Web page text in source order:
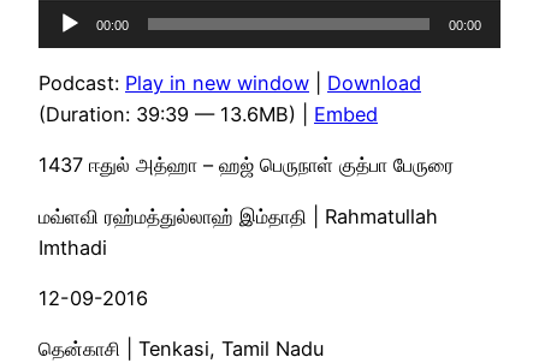
Audio
Player
00:00 00:00
Podcast: Play in new window
Download
(Duration: 39:39 — 13.6MB) | Embed
1437 ஈதுல் அத்ஹா – ஹஜ் பெருநாள் குத்பா பேருரை
மவ்ளவி ரஹ்மத்துல்லாஹ் இம்தாதி | Rahmatullah
Imthadi
12-09-2016
தென்காசி | Tenkasi, Tamil Nadu